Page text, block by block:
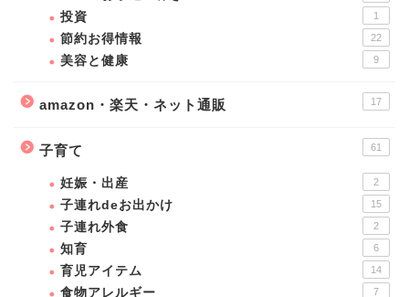
投資 1
節約お得情報 22
美容と健康 9
amazon・楽天・ネット通販 17
子育て 61
妊娠・出産 2
子連れdeお出かけ 15
子連れ外食 2
知育 6
育児アイテム 14
食物アレルギー 7